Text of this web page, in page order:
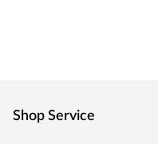
Shop Service